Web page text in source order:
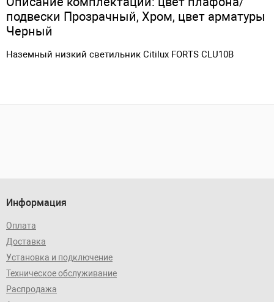
подвески Прозрачный, Хром, цвет арматуры
Черный
Наземный низкий светильник Citilux FORTS CLU10B
Информация
Оплата
Доставка
Установка и подключение
Техническое обслуживание
Распродажа